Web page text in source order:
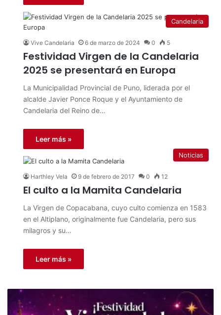
Candelaria
Vive Candelaria 6 de marzo de 2024 0 5
Festividad Virgen de la Candelaria
2025 se presentará en Europa
La Municipalidad Provincial de Puno, liderada por el
alcalde Javier Ponce Roque y el Ayuntamiento de
Candelaria del Reino de…
Leer más »
Noticias
Harthley Vela 9 de febrero de 2017 0 12
El culto a la Mamita Candelaria
La Virgen de Copacabana, cuyo culto comienza en 1583
en el Altiplano, originalmente fue Candelaria, pero sus
milagros y su…
Leer más »